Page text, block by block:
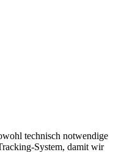
technisch notwendige
System, damit wir